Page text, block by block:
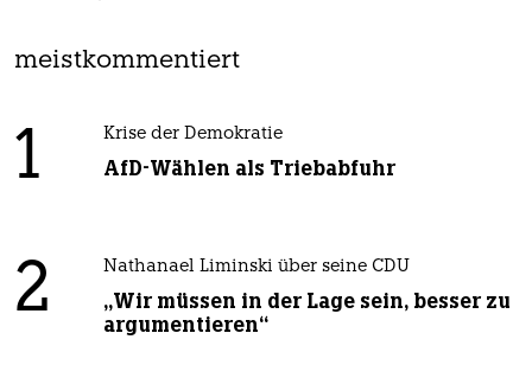
meistkommentiert
1 Krise der Demokratie
AfD-Wählen als Triebabfuhr
2 Nathanael Liminski über seine CDU
„Wir müssen in der Lage sein, besser zu
argumentieren“